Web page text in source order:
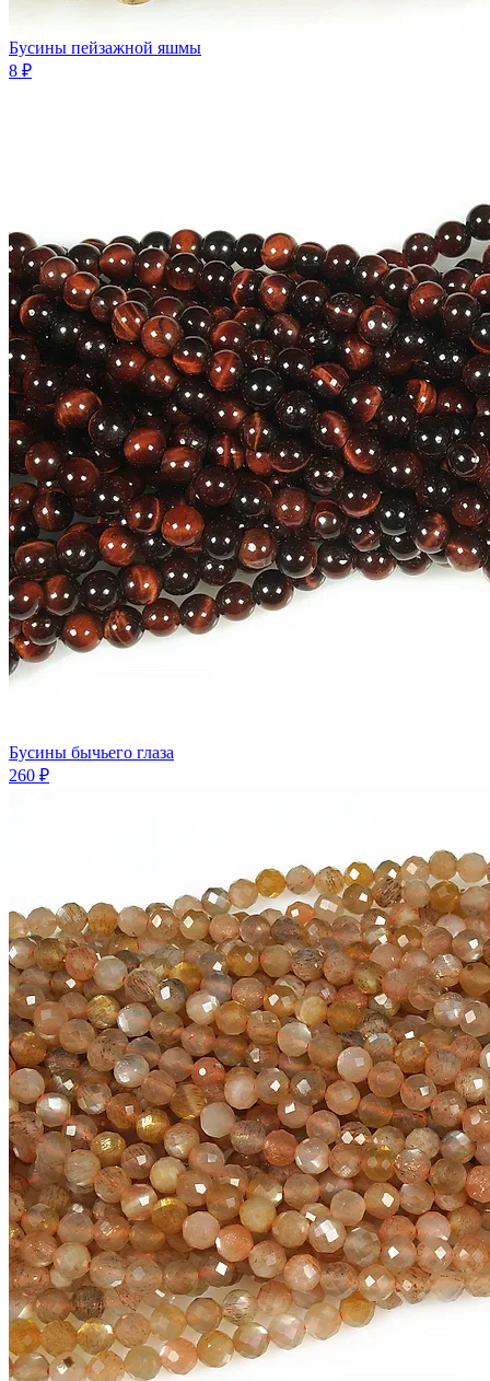
Бусины пейзажной яшмы
8 ₽
Бусины бычьего глаза
260 ₽